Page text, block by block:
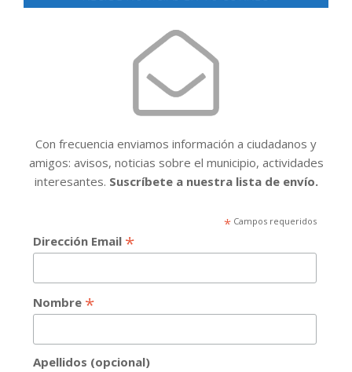
Con frecuencia enviamos información a ciudadanos y
amigos: avisos, noticias sobre el municipio, actividades
interesantes. Suscríbete a nuestra lista de envío.
*Campos requeridos
Dirección Email *
Nombre *
Apellidos (opcional)